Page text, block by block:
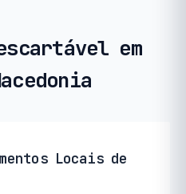
em
Locais de